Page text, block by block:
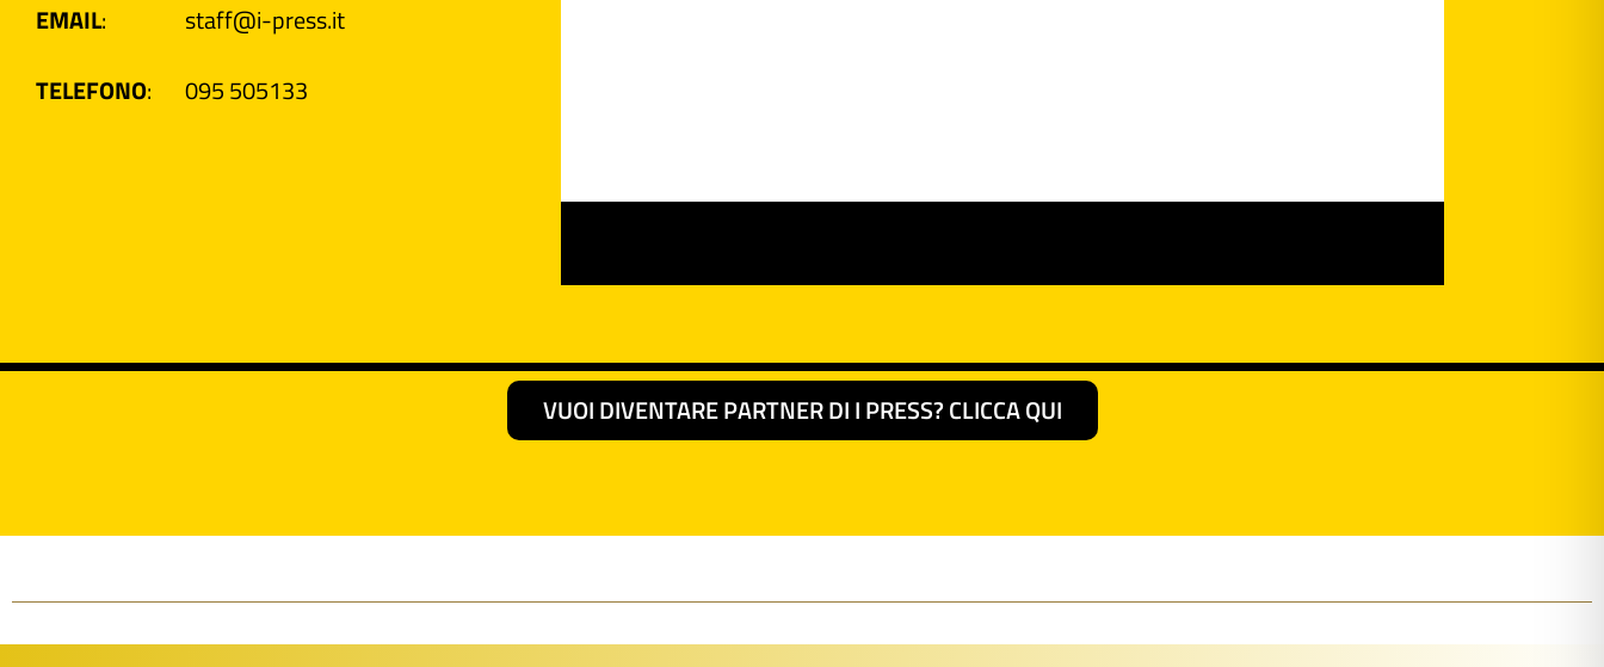
EMAIL:
staff@i-press.it
TELEFONO: 095 505133
VUOI DIVENTARE PARTNER DI I PRESS? CLICCA QUI